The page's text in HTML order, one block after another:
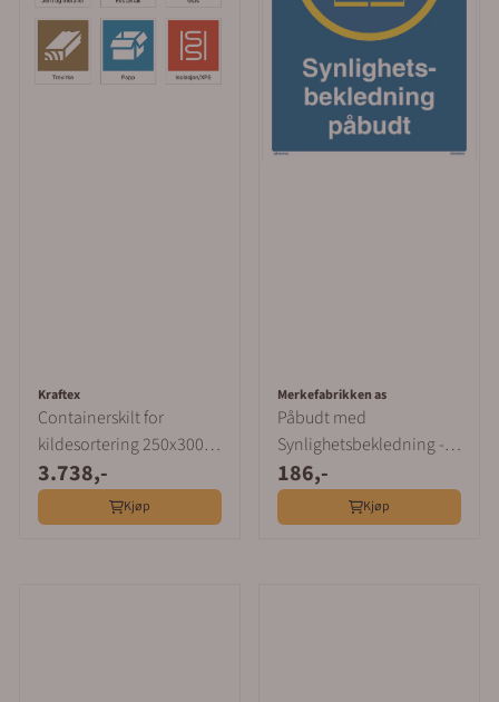
Kraftex
Containerskilt for
kildesortering 250x300
mm
3.738,-
Kjøp
Merkefabrikken as
Påbudt med
Synlighetsbekledning -
HMS Påbudsskilt - 210 x
297 m
186,-
Kjøp